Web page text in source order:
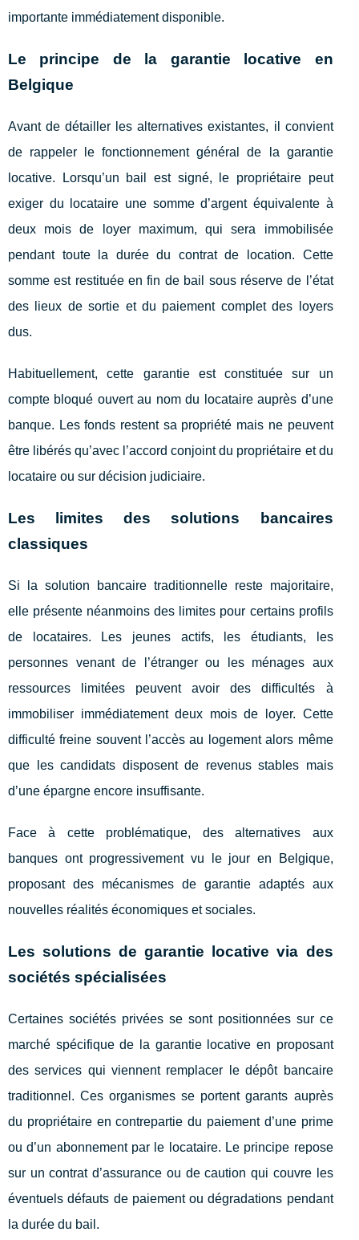
importante immédiatement disponible.
Le principe de la garantie locative en
Belgique
Avant de détailler les alternatives existantes, il convient
de rappeler le fonctionnement général de la garantie
locative. Lorsqu’un bail est signé, le propriétaire peut
exiger du locataire une somme d’argent équivalente à
deux mois de loyer maximum, qui sera immobilisée
pendant toute la durée du contrat de location. Cette
somme est restituée en fin de bail sous réserve de l’état
des lieux de sortie et du paiement complet des loyers
dus.
Habituellement, cette garantie est constituée sur un
compte bloqué ouvert au nom du locataire auprès d’une
banque. Les fonds restent sa propriété mais ne peuvent
être libérés qu’avec l’accord conjoint du propriétaire et du
locataire ou sur décision judiciaire.
Les limites des solutions bancaires
classiques
Si la solution bancaire traditionnelle reste majoritaire,
elle présente néanmoins des limites pour certains profils
de locataires. Les jeunes actifs, les étudiants, les
personnes venant de l’étranger ou les ménages aux
ressources limitées peuvent avoir des difficultés à
immobiliser immédiatement deux mois de loyer. Cette
difficulté freine souvent l’accès au logement alors même
que les candidats disposent de revenus stables mais
d’une épargne encore insuffisante.
Face à cette problématique, des alternatives aux
banques ont progressivement vu le jour en Belgique,
proposant des mécanismes de garantie adaptés aux
nouvelles réalités économiques et sociales.
Les solutions de garantie locative via des
sociétés spécialisées
Certaines sociétés privées se sont positionnées sur ce
marché spécifique de la garantie locative en proposant
des services qui viennent remplacer le dépôt bancaire
traditionnel. Ces organismes se portent garants auprès
du propriétaire en contrepartie du paiement d’une prime
ou d’un abonnement par le locataire. Le principe repose
sur un contrat d’assurance ou de caution qui couvre les
éventuels défauts de paiement ou dégradations pendant
la durée du bail.